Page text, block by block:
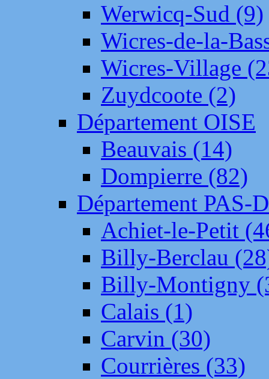
Werwicq-Sud (9)
Wicres-de-la-
Wicres-Village
Zuydcoote (2)
Département OISE
Beauvais (14)
Dompierre (82)
Département PAS-
Achiet-le-Petit
Billy-Berclau
Billy-Montigny
Calais (1)
Carvin (30)
Courrières (33)